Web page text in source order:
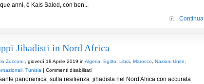
in
anni, è Kais Saied, con ben...
Continua
Jihadisti in Nord Africa
Zucconi , giovedì 18 Aprile 2019 in Algeria Egitto Libia Marocco Nazioni Unite
Tunisia | Commenti disabilitatisu
La
panoramica sulla resilienza jihadista nel Nord Africa con accurata